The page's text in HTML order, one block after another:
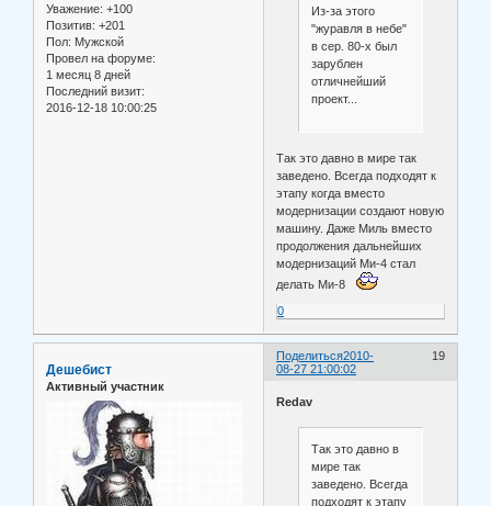
Уважение: +100
Позитив: +201
Пол: Мужской
Провел на форуме:
1 месяц 8 дней
Последний визит:
2016-12-18 10:00:25
Из-за этого
"журавля в небе"
в сер. 80-х был
зарублен
отличнейший
проект...
Так это давно в мире так
заведено. Всегда подходят к
этапу когда вместо
модернизации создают новую
машину. Даже Миль вместо
продолжения дальнейших
модернизаций Ми-4 стал
делать Ми-8
0
Поделиться 19
2010-
08-27 21:00:02
Дешебист
Активный участник
Redav
Так это давно в
мире так
заведено. Всегда
подходят к этапу